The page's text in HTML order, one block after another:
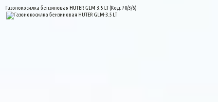
Газонокосилка бензиновая HUTER GLM-3.5 LT (Код:70/3/6)